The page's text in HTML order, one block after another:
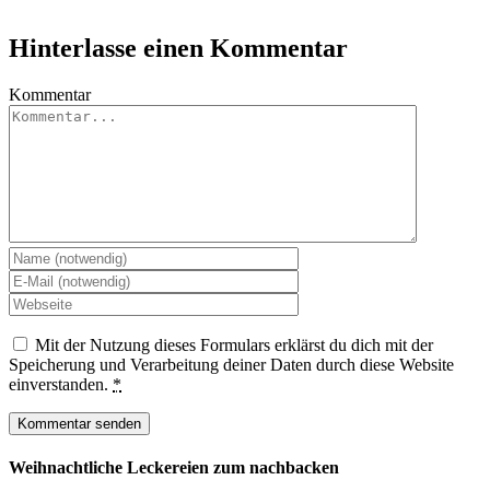
Hinterlasse einen Kommentar
Kommentar
Mit der Nutzung dieses Formulars erklärst du dich mit der
Speicherung und Verarbeitung deiner Daten durch diese Website
einverstanden. *
Weihnachtliche Leckereien zum nachbacken